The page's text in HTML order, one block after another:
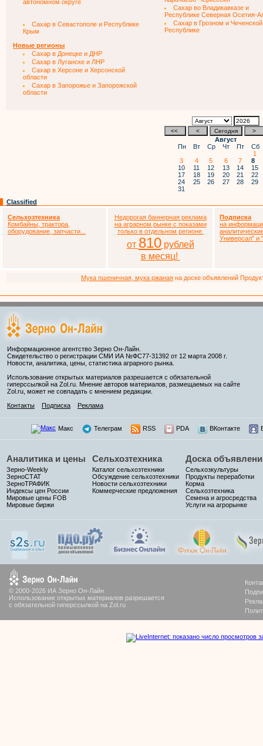
автономном округе
Сахар в Севастополе и Республике
Крым
Новые регионы
Сахар в Донецке и ДНР
Сахар в Луганске и ЛНР
Сахар в Херсоне и Херсонской
области
Сахар в Запорожье и Запорожской
области
Сахар во Владикавказе и
Республике Северная Осетия-
Сахар в Грозном и Чеченской
Республике
Август
Пн
Вт Ср Чт Пт Сб
1
3
4 5 6 7 8
10
11 12 13 14 15
17
18 19 20 21 22
24
25 26 27 28 29
31
Classified
Сельхозтехника
Комбайны, трактора,
оборудование, запчасти...
Недорогая баннерная реклама
на аграрном рынке с показами
только в отдельном регионе.
от 810рублей
в месяц!
Подписка
на
Универсал" и
Мука пшеничная, мука ржаная на доске объявлений
Информационное агентство Зерно Он-Лайн.
Свидетельство о регистрации СМИ ИА №ФС77-31392 от 12 марта 2008 г.
Новости, аналитика, цены, статистика аграрного рынка.
Использование открытых материалов разрешается с обязательной
гиперссылкой на Zol.ru. Мнение авторов материалов, размещаемых на сайте
Zol.ru, может не совпадать с мнением редакции.
Контакты
Подписка Реклама
Макс Телеграм RSS PDA ВКонтакте
Аналитика и цены
Зерно-Weekly
ЗерноСТАТ
ЗерноТРАФИК
Индексы цен России
Мировые цены FOB
Мировые биржи
Сельхозтехника
Каталог сельхозтехники
Обсуждение сельхозтехники
Новости сельхозтехники
Коммерческие предложения
Доска
Сельхозкультуры
Продукты переработки
Корма
Сельхозтехника
Семена и агросредства
Услуги на агрорынке
© 2000-2026 ИА Зерно Он-Лайн
Использование открытых материалов разрешается
с обязательной гиперссылкой на Zol.ru